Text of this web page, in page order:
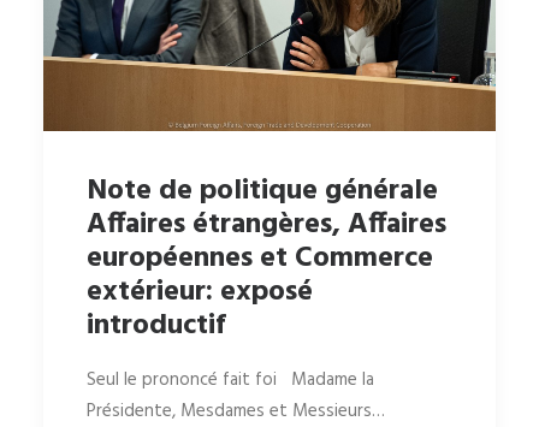
Note de politique générale
Affaires étrangères, Affaires
européennes et Commerce
extérieur: exposé
introductif
Seul le prononcé fait foi Madame la
Présidente, Mesdames et Messieurs…